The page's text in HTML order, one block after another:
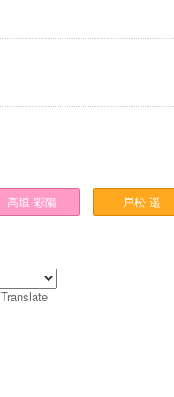
高垣 彩陽 戸松 遥
Translate